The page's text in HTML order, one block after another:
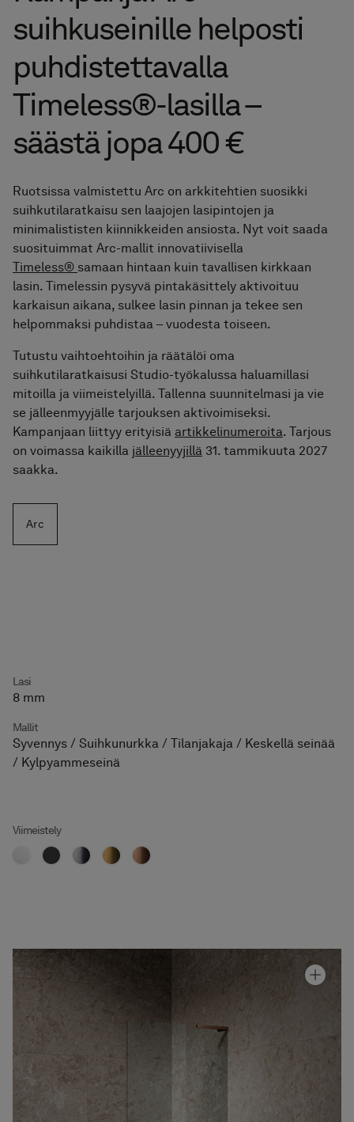
Pyyhekuivaimet
Graniittikeramiikka
suihkuseinille helposti
puhdistettavalla
Timeless®-lasilla –
säästä jopa 400 €
Ruotsissa valmistettu Arc on arkkitehtien suosikki
suihkutilaratkaisu sen laajojen lasipintojen ja
minimalististen kiinnikkeiden ansiosta. Nyt voit saada
suosituimmat Arc-mallit innovatiivisella
Timeless® samaan hintaan kuin tavallisen kirkkaan
lasin. Timelessin pysyvä pintakäsittely aktivoituu
karkaisun aikana, sulkee lasin pinnan ja tekee sen
helpommaksi puhdistaa – vuodesta toiseen.
Tutustu vaihtoehtoihin ja räätälöi oma
suihkutilaratkaisusi Studio-työkalussa haluamillasi
mitoilla ja viimeistelyillä. Tallenna suunnitelmasi ja vie
se jälleenmyyjälle tarjouksen aktivoimiseksi.
Kampanjaan liittyy erityisiä artikkelinumeroita. Tarjous
on voimassa kaikilla jälleenyyjillä 31. tammikuuta 2027
saakka.
Arc
Lasi
8 mm
Mallit
Syvennys / Suihkunurkka / Tilanjakaja / Keskellä seinää
/ Kylpyammeseinä
Viimeistely
Tilanjakaja Arc 20 Original
Hinta alk 910 €